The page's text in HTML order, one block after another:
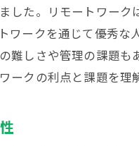
求人情報の
インタビュ
企業訪問で
した。リモートワー
ワークを通じて優秀
難しさや管理の課題
ークの利点と課題を理